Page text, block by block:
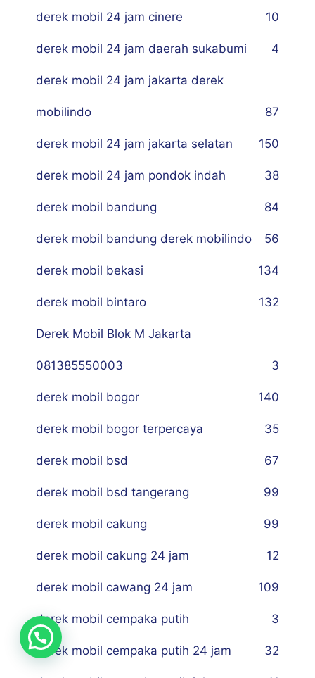
derek mobil 24 jam cinere 10
derek mobil 24 jam daerah sukabumi 4
derek mobil 24 jam jakarta derek
mobilindo 87
derek mobil 24 jam jakarta selatan 150
derek mobil 24 jam pondok indah 38
derek mobil bandung 84
derek mobil bandung derek mobilindo 56
derek mobil bekasi 134
derek mobil bintaro 132
Derek Mobil Blok M Jakarta
081385550003 3
derek mobil bogor 140
derek mobil bogor terpercaya 35
derek mobil bsd 67
derek mobil bsd tangerang 99
derek mobil cakung 99
derek mobil cakung 24 jam 12
derek mobil cawang 24 jam 109
derek mobil cempaka putih 3
derek mobil cempaka putih 24 jam 32